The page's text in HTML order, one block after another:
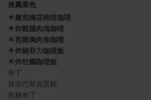
推薦菜色
🌟嫩煎梅花豬排咖哩
🌟炸雞腿肉塊咖哩
🌟煎雞胸肉卷咖哩
🌟炸豬菲力咖哩飯
🌟炸牡蠣咖哩飯
布丁
抹茶巴斯克蛋糕
焦糖布丁